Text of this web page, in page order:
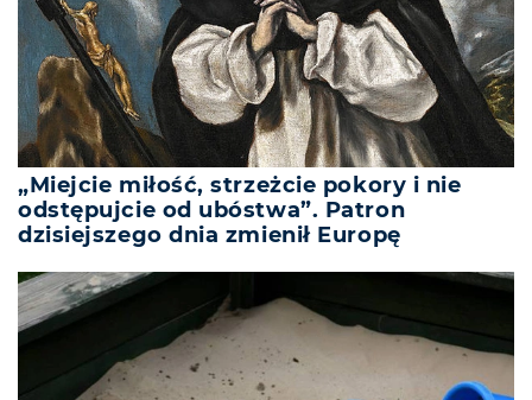
„Miejcie miłość, strzeżcie pokory i nie
odstępujcie od ubóstwa”. Patron
dzisiejszego dnia zmienił Europę